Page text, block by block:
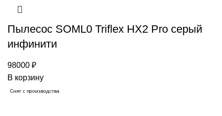
Пылесос SOML0 Triflex HX2 Pro серый
инфинити
98000 ₽
В корзину
Снят с производства